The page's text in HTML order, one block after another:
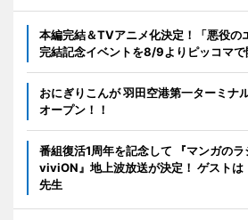
本編完結＆TVアニメ化決定！「悪役の
完結記念イベントを8/9よりピッコマで
おにぎりこんが 羽田空港第一ターミナ
オープン！！
番組復活1周年を記念して 『マンガの
viviON』地上波放送が決定！ ゲストは
先生